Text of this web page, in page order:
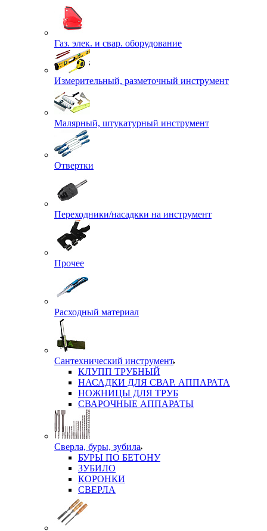
Газ. элек. и свар. оборудование
Измерительный, разметочный инструмент
Малярный, штукатурный инструмент
Отвертки
Переходники/насадкки на инструмент
Прочее
Расходный материал
Сантехнический инструмент
КЛУПП ТРУБНЫЙ
НАСАДКИ ДЛЯ СВАР. АППАРАТА
НОЖНИЦЫ ДЛЯ ТРУБ
СВАРОЧНЫЕ АППАРАТЫ
Сверла, буры, зубила
БУРЫ ПО БЕТОНУ
ЗУБИЛО
КОРОНКИ
СВЕРЛА